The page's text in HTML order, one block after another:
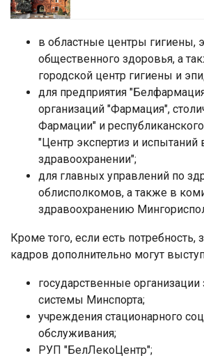
в областные центры гигиены,
общественного здоровья, а
городской центр гигиены и
для предприятия
организаций "Фармация",
Фармации" и
"Центр экспертиз и испытаний
здравоохранении";
для главных управлений по
облисполкомов, а также в
здравоохранению
Кроме того, если есть потребность,
кадров дополнительно могут
государственные
системы Минспорта;
учреждения стационарного
обслуживания;
РУП "БелЛекоЦентр";